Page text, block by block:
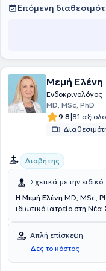
Τέλος, ο γιατρός
Επόμενη
Μεμή Ελένη
Ενδοκρινολόγος
MD, MSc, PhD
9.8|81
Διαβήτης
Σχετικά με την ειδικό
Η Μεμή Ελένη MD, MSc,
ιδιωτικό ιατρείο στη
και Ακαδημαϊκή
Κλινική του Νοσοκομείου
Αριστοτελείου
πτυχίο Ιατρικής αλλά
Απλή επίσκεψη
Δες το κόστος